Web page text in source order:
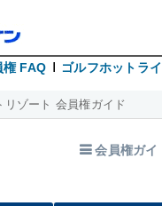
権 FAQ ゴルフホットラ
リゾート 会員権ガイド
会員権ガイ